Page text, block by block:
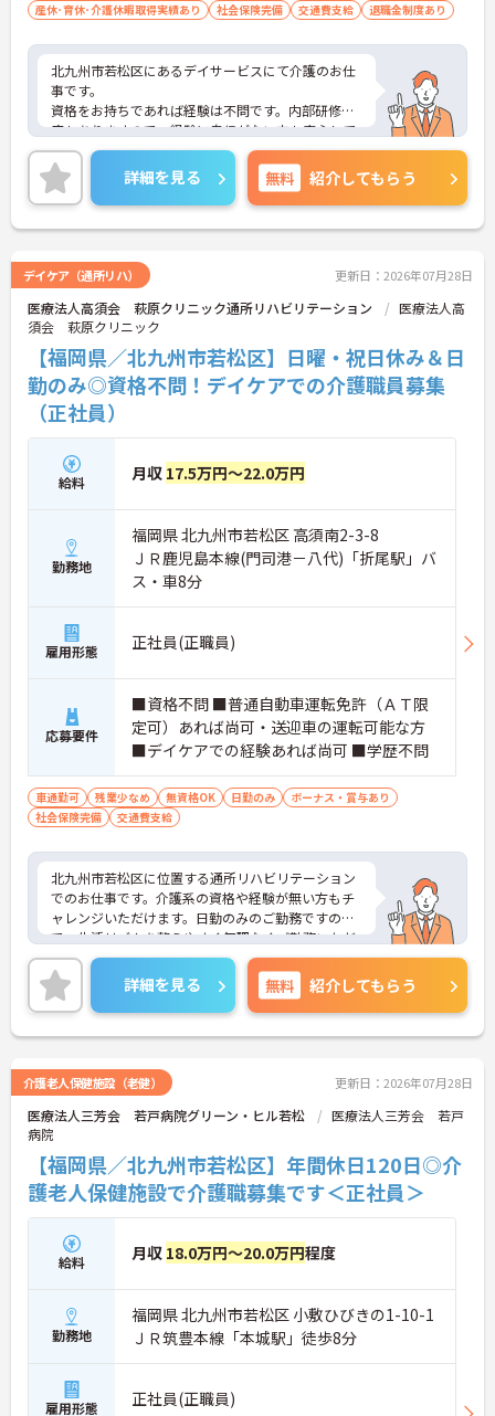
産休･育休･介護休暇取得実績あり
社会保険完備 交通費支給 退職金制度あり
北九州市若松区にあるデイサービスにて介護のお仕
事です。
資格をお持ちであれば経験は不問です。内部研修制
度もありますので、経験に自信がない方も安心して
ご応募頂けます。
ご興味がある方は是非一度マイナビまでお問い合わ
せください。さらに詳細などお伝えします！
詳細を見る 無料 紹介してもらう
デイケア（通所リハ） 更新日：2026年07月28日
医療法人高須会 萩原クリニック通所リハビリテーション
医療法人高
須会 萩原クリニック
【福岡県／北九州市若松区】日曜・祝日休み＆日
勤のみ◎資格不問！デイケアでの介護職員募集
（正社員）
給料 月収 17.5万円～22.0万円
勤務地
福岡県 北九州市若松区 高須南2-3-8
ＪＲ鹿児島本線(門司港－八代)「折尾駅」バ
ス・車8分
雇用形態 正社員(正職員)
応募要件
■資格不問 ■普通自動車運転免許（ＡＴ限
定可）あれば尚可・送迎車の運転可能な方
■デイケアでの経験あれば尚可 ■学歴不問
車通勤可 残業少なめ 無資格OK 日勤のみ
ボーナス・賞与あり
社会保険完備
交通費支給
北九州市若松区に位置する通所リハビリテーション
でのお仕事です。介護系の資格や経験が無い方もチ
ャレンジいただけます。日勤のみのご勤務ですの
で、生活リズムを整えやすく無理なくご勤務いただ
けます♪日曜・祝日がお休みとなりますので、プラ
イベートとの両立もしやすいです。ご興味のある方
には、面接対策ポイントなど、さらに詳細をお話し
いたしますのでお気軽にご相談ください！
詳細を見る 無料 紹介してもらう
介護老人保健施設（老健） 更新日：2026年07月28日
医療法人三芳会 若戸病院グリーン・ヒル若松
医療法人三芳会 若戸
病院
【福岡県／北九州市若松区】年間休日120日◎介
護老人保健施設で介護職募集です＜正社員＞
給料 月収 18.0万円～20.0万円程度
勤務地
福岡県 北九州市若松区 小敷ひびきの1-10-1
ＪＲ筑豊本線「本城駅」徒歩8分
雇用形態 正社員(正職員)